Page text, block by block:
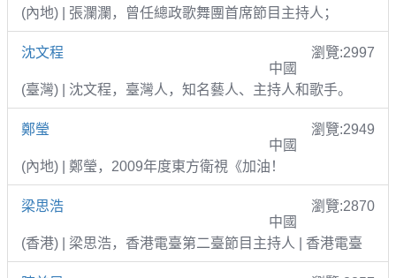
(內地) | 張瀾瀾，曾任總政歌舞團首席節目主持人；
沈文程
瀏覽:2997
中國
(臺灣) | 沈文程，臺灣人，知名藝人、主持人和歌手。
鄭瑩
瀏覽:2949
中國
(內地) | 鄭瑩，2009年度東方衛視《加油！
梁思浩
瀏覽:2870
中國
(香港) | 梁思浩，香港電臺第二臺節目主持人 | 香港電臺